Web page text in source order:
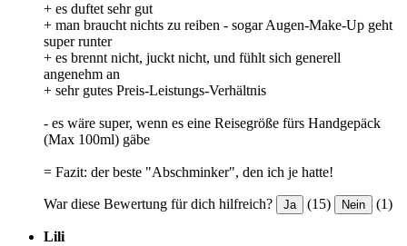
+ es duftet sehr gut
+ man braucht nichts zu reiben - sogar Augen-Make-Up geht
super runter
+ es brennt nicht, juckt nicht, und fühlt sich generell
angenehm an
+ sehr gutes Preis-Leistungs-Verhältnis
- es wäre super, wenn es eine Reisegröße fürs Handgepäck
(Max 100ml) gäbe
= Fazit: der beste "Abschminker", den ich je hatte!
War diese Bewertung für dich hilfreich? Ja (15) Nein (1)
Lili